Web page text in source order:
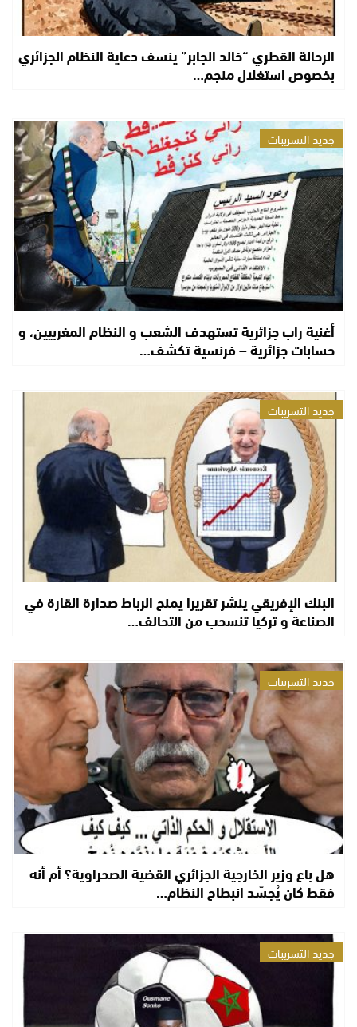
الرحالة القطري “خالد الجابر” ينسف دعاية النظام الجزائري
بخصوص استغلال منجم…
جديد التسريبات
أغنية راب جزائرية تستهدف الشعب و النظام المغربيين، و
حسابات جزائرية – فرنسية تكشف…
جديد التسريبات
البنك الإفريقي ينشر تقريرا يمنح الرباط صدارة القارة في
الصناعة و تركيا تنسحب من التحالف…
جديد التسريبات
هل باع وزير الخارجية الجزائري القضية الصحراوية؟ أم أنه
فقط كان يُجسّد انبطاح النظام…
جديد التسريبات